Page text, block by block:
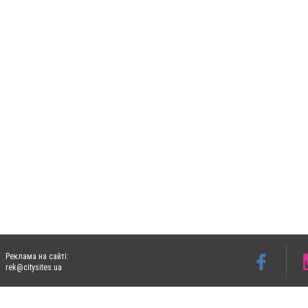
Реклама на сайті:
rek@citysites.ua